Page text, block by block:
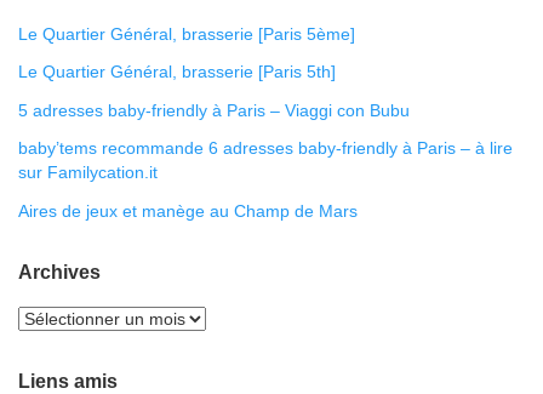
Le Quartier Général, brasserie [Paris 5ème]
Le Quartier Général, brasserie [Paris 5th]
5 adresses baby-friendly à Paris – Viaggi con Bubu
baby’tems recommande 6 adresses baby-friendly à Paris – à lire
sur Familycation.it
Aires de jeux et manège au Champ de Mars
Archives
Liens amis